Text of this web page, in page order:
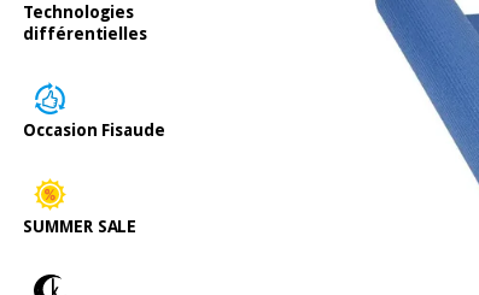
Technologies
différentielles
Occasion Fisaude
SUMMER SALE